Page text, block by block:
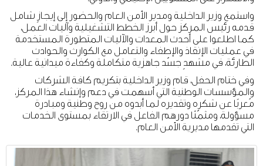
واستمع وزير الداخلية ومدير الأمن العام والحضور إلى إيجازٍ شامل
قدمه رئيس المركز حول أبرز الخطط التشغيلية وآليات العمل،
كما اطلعوا على أحدث المعدات والآليات المتطورة المستخدمة
في عمليات الإنقاذ والإطفاء والتعامل مع الكوارث والحوادث
الطارئة، في مشهدٍ جسّد جاهزية متكاملة وكفاءة ميدانية عالية.
وفي ختام الحفل، قام وزير الداخلية بتكريم كافة الشركات
والمؤسسات الوطنية التي أسهمت في دعم وإنشاء هذا المركز،
مُعربًا عن شكره وتقديره لما أبدوه من روح وطنية ومبادرة
مسؤولة، ومثمّنًا دورهم الفاعل في الارتقاء بمستوى الخدمات
التي تقدمها مديرية الأمن العام.